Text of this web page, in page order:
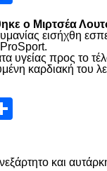
ο Μιρτσέα
εισήχθη
υγείας προς το
καρδιακή του
και